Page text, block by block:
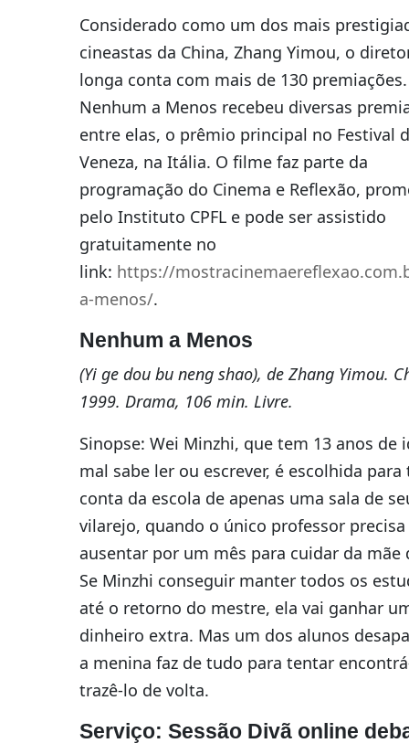
Considerado como um dos mais
cineastas da China, Zhang Yimou, o
longa conta com mais de 130 premiações.
Nenhum a Menos recebeu diversas
entre elas, o prêmio principal no Festival
Veneza, na Itália. O filme faz parte da
programação do Cinema e Reflexão,
pelo Instituto CPFL e pode ser assistido
gratuitamente no
link: https://
a-menos/.
Nenhum a Menos
(Yi ge dou bu neng shao), de Zhang Yimou.
1999. Drama, 106 min. Livre.
Sinopse: Wei Minzhi, que tem 13 anos de
mal sabe ler ou escrever, é escolhida
conta da escola de apenas uma sala de
vilarejo, quando o único professor precisa
ausentar por um mês para cuidar da mãe
Se Minzhi conseguir manter todos os
até o retorno do mestre, ela vai ganhar
dinheiro extra. Mas um dos alunos
a menina faz de tudo para tentar
trazê-lo de volta.
Serviço: Sessão Divã online